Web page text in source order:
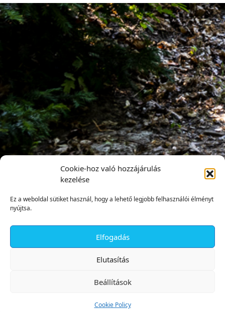
Cookie-hoz való hozzájárulás
kezelése
Ez a weboldal sütiket használ, hogy a lehető legjobb felhasználói élményt
nyújtsa.
Elfogadás
Elutasítás
Beállítások
Cookie Policy
✕